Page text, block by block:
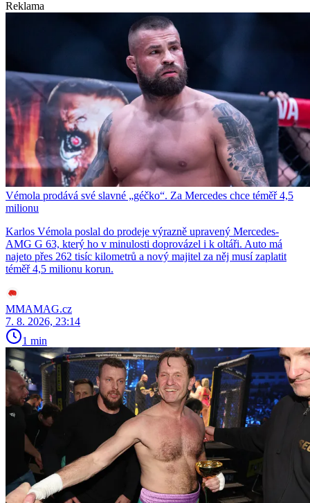
Reklama
Vémola prodává své slavné „géčko“. Za Mercedes chce téměř 4,5
milionu
Karlos Vémola poslal do prodeje výrazně upravený Mercedes-
AMG G 63, který ho v minulosti doprovázel i k oltáři. Auto má
najeto přes 262 tisíc kilometrů a nový majitel za něj musí zaplatit
téměř 4,5 milionu korun.
MMAMAG.cz
7. 8. 2026, 23:14
1 min